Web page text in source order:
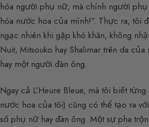
hóa người phụ nữ, mà chính người
hóa nước hoa của mình!”. Thực ra, tôi
ngạc nhiên khi gặp khó khăn, không
Nuit, Mitsouko hay Shalimar trên da
hay một người đàn ông.
Ngay cả L’Heure Bleue, mà tôi biết
nước hoa của tôi) cũng có thể tạo ra
số phụ nữ hay đàn ông. Một sự pha